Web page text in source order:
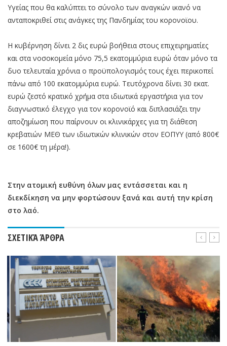
Υγείας που θα καλύπτει το σύνολο των αναγκών ικανό να
ανταποκριθεί στις ανάγκες της Πανδημίας του κορονοϊου.
Η κυβέρνηση δίνει 2 δις ευρώ βοήθεια στους επιχειρηματίες
και στα νοσοκομεία μόνο 75,5 εκατομμύρια ευρώ όταν μόνο τα
δυο τελευταία χρόνια ο προϋπολογισμός τους έχει περικοπεί
πάνω από 100 εκατομμύρια ευρώ. Τευτόχρονα δίνει 30 εκατ.
ευρώ ζεστό κρατικό χρήμα στα ιδιωτικά εργαστήρια για τον
διαγνωστικό έλεγχο για τον κορονοϊό και διπλασιάζει την
αποζημίωση που παίρνουν οι κλινικάρχες για τη διάθεση
κρεβατιών ΜΕΘ των ιδιωτικών κλινικών στον ΕΟΠΥΥ (από 800€
σε 1600€ τη μέρα!).
Στην ατομική ευθύνη όλων μας εντάσσεται και η
διεκδίκηση να μην φορτώσουν ξανά και αυτή την κρίση
στο λαό.
ΣΧΕΤΙΚΆ ΆΡΘΡΑ